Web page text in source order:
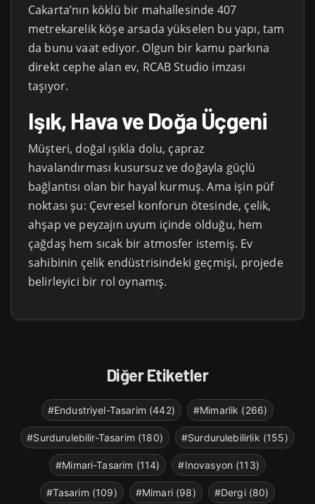
Cakarta’nın köklü bir mahallesinde 407
metrekarelik köşe arsada yükselen bu yapı, tam
da bunu vaat ediyor. Olgun bir kamu parkına
direkt cephe alan ev, RCAB Studio imzası
taşıyor.
Işık, Hava ve Doğa Üçgeni
Müşteri, doğal ışıkla dolu, çapraz
havalandırması kusursuz ve doğayla güçlü
bağlantısı olan bir hayal kurmuş. Ama işin püf
noktası şu: Çevresel konforun ötesinde, çelik,
ahşap ve peyzajın uyum içinde olduğu, hem
çağdaş hem sıcak bir atmosfer istemiş. Ev
sahibinin çelik endüstrisindeki geçmişi, projede
belirleyici bir rol oynamış.
Diğer Etiketler
#Endustriyel-Tasarim (442) #Mimarlik (266)
#Surdurulebilir-Tasarim (180) #Surdurulebilirlik (155)
#Mimari-Tasarim (114) #Inovasyon (113)
#Tasarim (109) #Mimari (98) #Dergi (80)